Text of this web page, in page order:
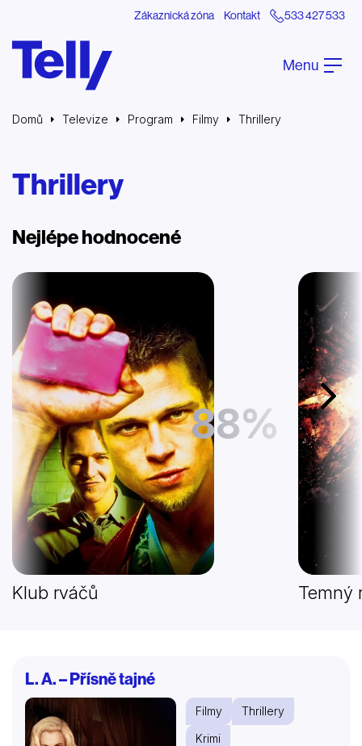
Zákaznická zóna Kontakt 533 427 533
Menu
Domů Televize Program Filmy Thrillery
Thrillery
Nejlépe hodnocené
Další
88%
Klub rváčů Temný
L. A. – Přísně tajné
Filmy
Thrillery
Krimi